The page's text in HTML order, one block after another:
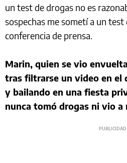
un test de drogas no es
sospechas me sometí a un test
conferencia de prensa.
Marin, quien se vio
tras filtrarse un video en el
y bailando en una fiesta
nunca tomó drogas ni vio a